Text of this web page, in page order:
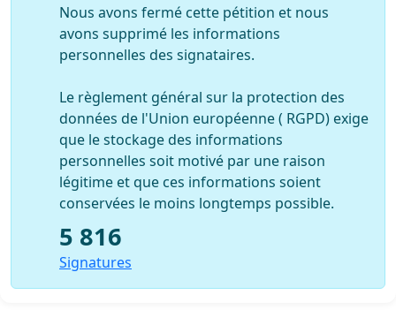
« Stopper immédiatement les aménagements de nouvelles zones
commerciales péri-urbaines très consommatrices d’espaces… ».
Ne serait-il pas sage de suivre cette recommandation ?
Depuis 5 ans, le Collectif Oxygène a multiplié les initiatives, juridiques et
citoyennes, pour demander le retrait de votre projet. S’il est légitime et
nécessaire de vendre du matériel de sport, vous ne pouvez pas le faire
à n’importe quel prix. Vous ne pouvez pas bétonner des terres
indispensables à l’alimentation de proximité sur des espaces qui
permettent à tous les vivants, humains ou non, de vivre et respirer
librement. Vous ne devez pas construire un nouveau centre
commercial, dont la nécessité est plus que discutable. Sur les 24 ha du
domaine des Fontanelles, à la place des bâtiments, des parkings, des
milliers de voitures, il vaudrait mieux y voir du blé, des oliviers, de la
Nous avons fermé cette pétition et nous
avons supprimé les informations
personnelles des signataires.
Le règlement général sur la protection des
données de l'Union européenne ( RGPD) exige
que le stockage des informations
personnelles soit motivé par une raison
légitime et que ces informations soient
conservées le moins longtemps possible.
5 816
Signatures